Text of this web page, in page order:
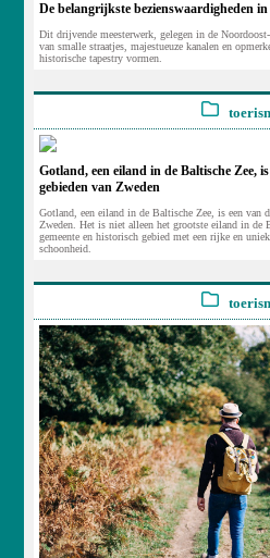
De belangrijkste bezienswaardigheden in
Dit drijvende meesterwerk, gelegen in de
van smalle straatjes, majestueuze kanalen en
historische tapestry vormen.
Gotland, een eiland in de Baltische Zee,
gebieden van Zweden
Gotland, een eiland in de Baltische Zee, is een van
Zweden. Het is niet alleen het grootste eiland in de
gemeente en historisch gebied met een rijke en
schoonheid.